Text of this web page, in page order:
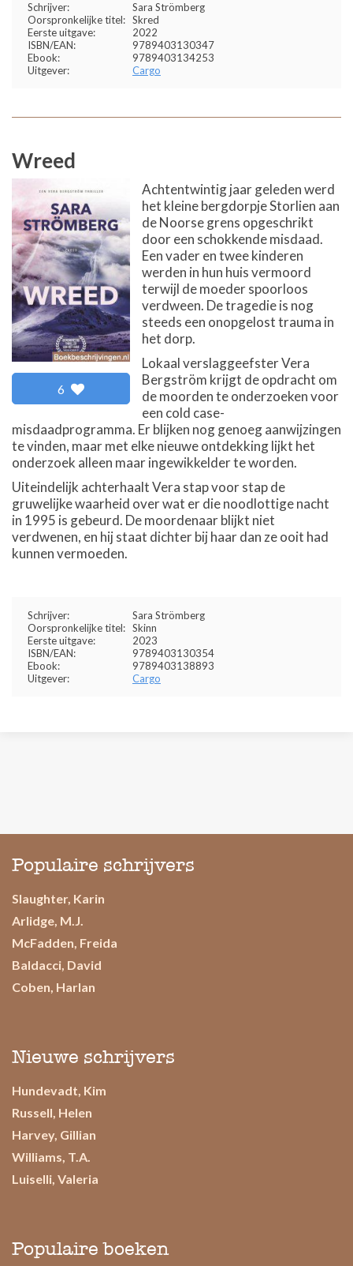
Schrijver:
Sara Strömberg
Oorspronkelijke titel: Skred
Eerste uitgave:
2022
ISBN/EAN:
9789403130347
Ebook:
9789403134253
Uitgever:
Cargo
Wreed
6
Achtentwintig jaar geleden werd
het kleine bergdorpje Storlien aan
de Noorse grens opgeschrikt
door een schokkende misdaad.
Een vader en twee kinderen
werden in hun huis vermoord
terwijl de moeder spoorloos
verdween. De tragedie is nog
steeds een onopgelost trauma in
het dorp.
Lokaal verslaggeefster Vera
Bergström krijgt de opdracht om
de moorden te onderzoeken voor
een cold case-
misdaadprogramma. Er blijken nog genoeg aanwijzingen
te vinden, maar met elke nieuwe ontdekking lijkt het
onderzoek alleen maar ingewikkelder te worden.
Uiteindelijk achterhaalt Vera stap voor stap de
gruwelijke waarheid over wat er die noodlottige nacht
in 1995 is gebeurd. De moordenaar blijkt niet
verdwenen, en hij staat dichter bij haar dan ze ooit had
kunnen vermoeden.
Schrijver:
Sara Strömberg
Oorspronkelijke titel: Skinn
Eerste uitgave:
2023
ISBN/EAN:
9789403130354
Ebook:
9789403138893
Uitgever:
Cargo
Populaire schrijvers
Slaughter, Karin
Arlidge, M.J.
McFadden, Freida
Baldacci, David
Coben, Harlan
Nieuwe schrijvers
Hundevadt, Kim
Russell, Helen
Harvey, Gillian
Williams, T.A.
Luiselli, Valeria
Populaire boeken